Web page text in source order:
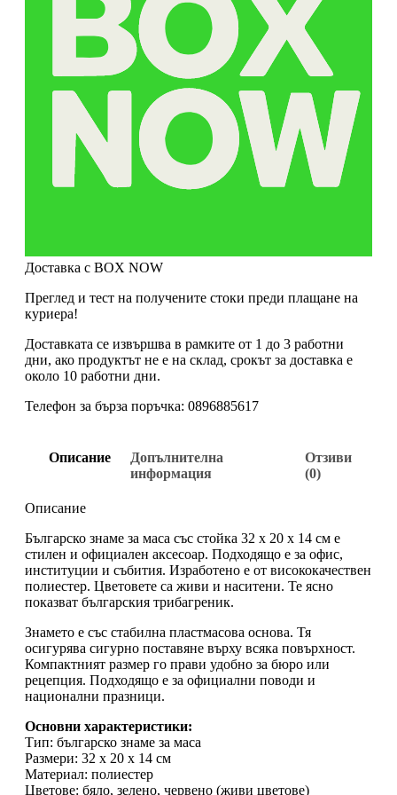
Доставка с BOX NOW
Преглед и тест на получените стоки преди плащане на
куриера!
Доставката се извършва в рамките от 1 до 3 работни
дни, ако продуктът не е на склад, срокът за доставка е
около 10 работни дни.
Телефон за бърза поръчка: 0896885617
Описание
Допълнителна
информация
Отзиви
(0)
Описание
Българско знаме за маса със стойка 32 х 20 х 14 см е
стилен и официален аксесоар. Подходящо е за офис,
институции и събития. Изработено е от висококачествен
полиестер. Цветовете са живи и наситени. Те ясно
показват българския трибагреник.
Знамето е със стабилна пластмасова основа. Тя
осигурява сигурно поставяне върху всяка повърхност.
Компактният размер го прави удобно за бюро или
рецепция. Подходящо е за официални поводи и
национални празници.
Основни характеристики:
Тип: българско знаме за маса
Размери: 32 х 20 х 14 см
Материал: полиестер
Цветове: бяло, зелено, червено (живи цветове)